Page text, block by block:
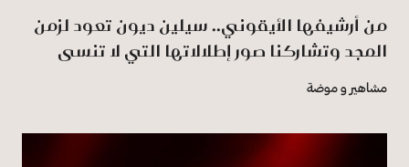
من أرشيفها الأيقوني.. سيلين ديون تعود لزمن
المجد وتشاركنا صور إطلالاتها التي لا تنسى
مشاهير و موضة